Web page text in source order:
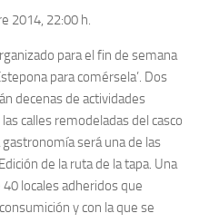
2014, 22:00h.
para el fin de semana
para comérsela’. Dos
decenas de actividades
calles remodeladas del casco
será una de las
de la ruta de la tapa. Una
locales adheridos que
y con la que se